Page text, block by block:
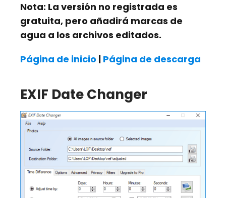
Nota: La versión no registrada es
gratuita, pero añadirá marcas de
agua a los archivos editados.
Página de inicio | Página de descarga
EXIF Date Changer